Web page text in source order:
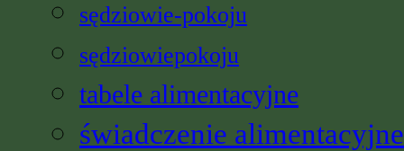
sędziowie-pokoju
sędziowiepokoju
tabele alimentacyjne
świadczenie alimentacyjne